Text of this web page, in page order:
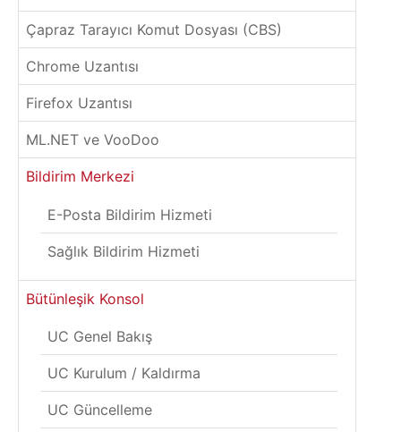
Çapraz Tarayıcı Komut Dosyası (CBS)
Chrome Uzantısı
Firefox Uzantısı
ML.NET ve VooDoo
Bildirim Merkezi
E-Posta Bildirim Hizmeti
Sağlık Bildirim Hizmeti
Bütünleşik Konsol
UC Genel Bakış
UC Kurulum / Kaldırma
UC Güncelleme